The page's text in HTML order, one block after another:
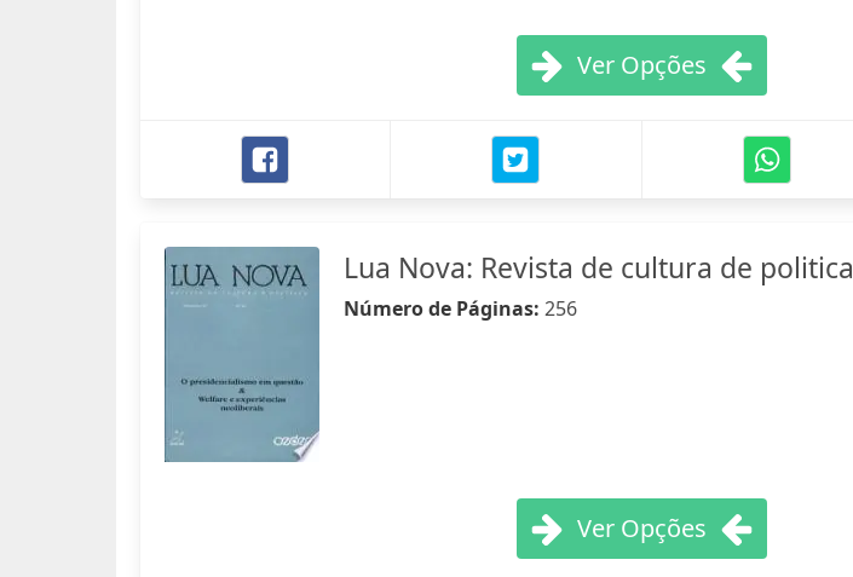
Ver Opções
Lua Nova: Revista de cultura de politica
Número de Páginas: 256
Ver Opções